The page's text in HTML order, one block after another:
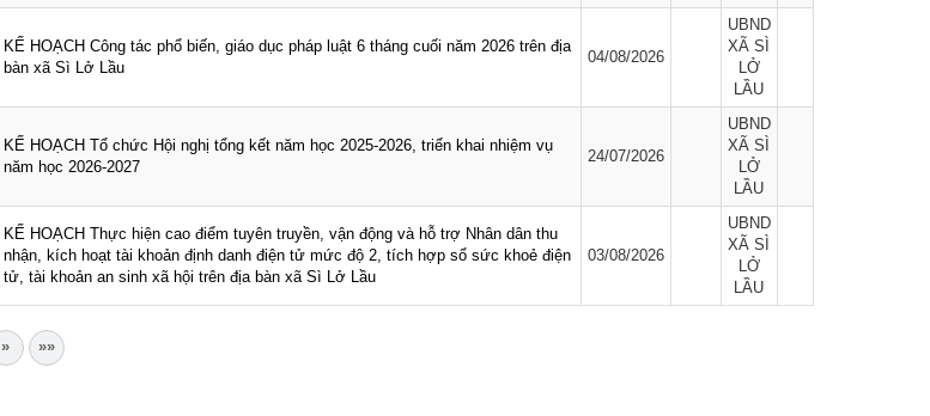
KẾ HOẠCH Công tác phổ biến, giáo dục pháp luật 6 tháng cuối năm 2026 trên địa
bàn xã Sì Lở Lầu
04/08/2026
UBND
XÃ SÌ
LỞ
LẦU
KẾ HOẠCH Tổ chức Hội nghị tổng kết năm học 2025-2026, triển khai nhiệm vụ
năm học 2026-2027
24/07/2026
UBND
XÃ SÌ
LỞ
LẦU
KẾ HOẠCH Thực hiện cao điểm tuyên truyền, vận động và hỗ trợ Nhân dân thu
nhận, kích hoạt tài khoản định danh điện tử mức độ 2, tích hợp sổ sức khoẻ điện
tử, tài khoản an sinh xã hội trên địa bàn xã Sì Lở Lầu
03/08/2026
UBND
XÃ SÌ
LỞ
LẦU
» »»